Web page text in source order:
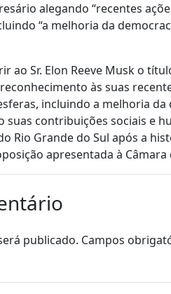
alegando “recentes
“a melhoria da
ao Sr. Elon Reeve Musk o
às suas
incluindo a melhoria
suas contribuições sociais e
Rio Grande do Sul após a
apresentada à Câmara
publicado. Campos